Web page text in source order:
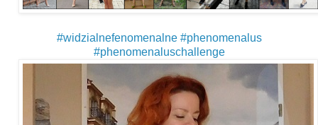
#widzialnefenomenalne #phenomenalus
#phenomenaluschallenge